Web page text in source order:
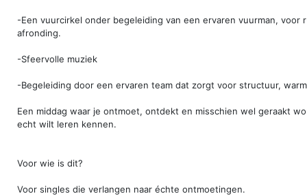
-Een vuurcirkel onder begeleiding van een ervaren vuurman, voor
afronding.
-Sfeervolle muziek
-Begeleiding door een ervaren team dat zorgt voor structuur,
Een middag waar je ontmoet, ontdekt en misschien wel geraakt
echt wilt leren kennen.
Voor wie is dit?
Voor singles die verlangen naar échte ontmoetingen.